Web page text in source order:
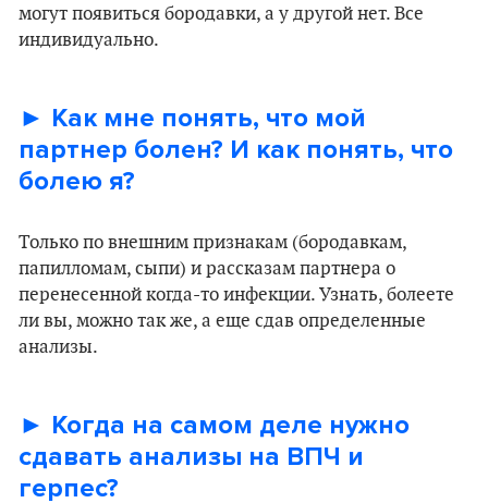
могут появиться бородавки, а у другой нет. Все
индивидуально.
► Как мне понять, что мой
партнер болен? И как понять, что
болею я?
Только по внешним признакам (бородавкам,
папилломам, сыпи) и рассказам партнера о
перенесенной когда-то инфекции. Узнать, болеете
ли вы, можно так же, а еще сдав определенные
анализы.
► Когда на самом деле нужно
сдавать анализы на ВПЧ и
герпес?